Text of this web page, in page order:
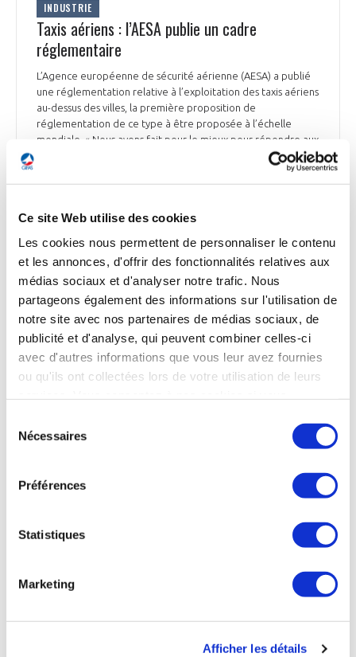
Ce site Web utilise des cookies
Les cookies nous permettent de personnaliser le contenu
et les annonces, d'offrir des fonctionnalités relatives aux
médias sociaux et d'analyser notre trafic. Nous
partageons également des informations sur l'utilisation de
notre site avec nos partenaires de médias sociaux, de
publicité et d'analyse, qui peuvent combiner celles-ci
avec d'autres informations que vous leur avez fournies
ou qu'ils ont collectées lors de votre utilisation de leurs
Nécessaires
Préférences
Statistiques
Marketing
Afficher les détails
INDUSTRIE
Taxis aériens : l’AESA publie un cadre
réglementaire
L’Agence européenne de sécurité aérienne (AESA) a publié
une réglementation relative à l’exploitation des taxis aériens
au-dessus des villes, la première proposition de
réglementation de ce type à être proposée à l’échelle
mondiale. « Nous avons fait pour le mieux pour répondre aux
préoccupations sociétales générales et aux attentes des
citoyens européens en matière de sécurité, de sûreté, de
respect de la vie privée, d’environnement et de bruit », a
cadre réglementaire est ouvert à la consultation publique
Air & Cosmos du 8 juillet
ESPACE
ESPACE
télescope James-Webb
presque 24 heures d'avance sur le programme prévu depuis
plusieurs semaines par l’agence américaine. Il s'agit d'un jour
image de l’amas de galaxies SMACS 0723, produite le 11
juillet, représente « l'image la plus profonde jamais prise de
qui contient la trace de sources très brillantes au premier